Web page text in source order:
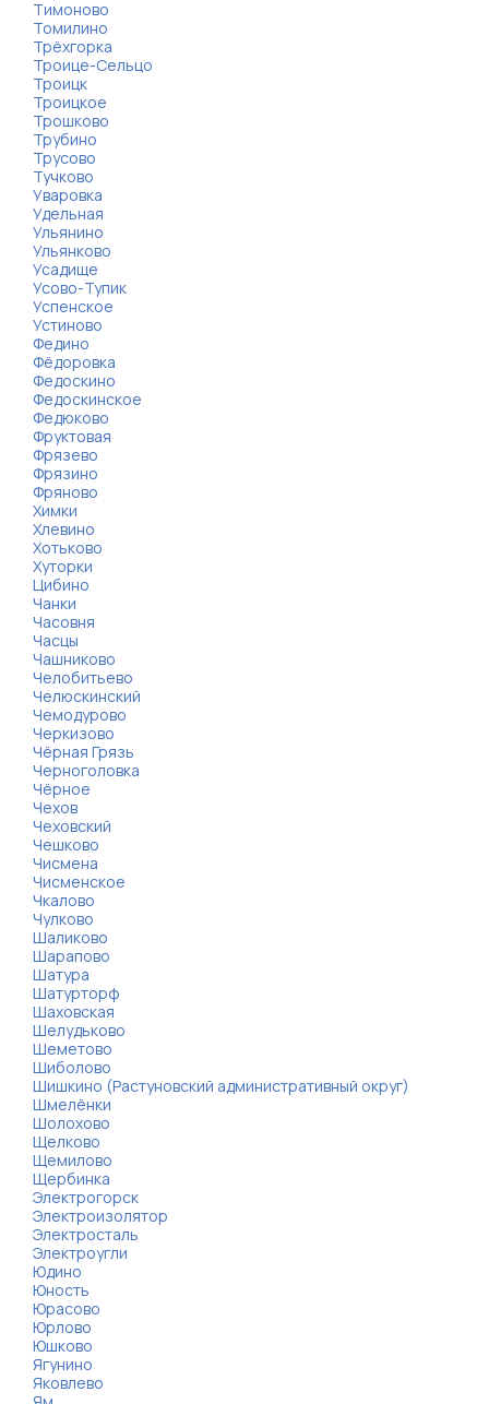
Тимоново
Томилино
Трёхгорка
Троице-Сельцо
Троицк
Троицкое
Трошково
Трубино
Трусово
Тучково
Уваровка
Удельная
Ульянино
Ульянково
Усадище
Усово-Тупик
Успенское
Устиново
Федино
Фёдоровка
Федоскино
Федоскинское
Федюково
Фруктовая
Фрязево
Фрязино
Фряново
Химки
Хлевино
Хотьково
Хуторки
Цибино
Чанки
Часовня
Часцы
Чашниково
Челобитьево
Челюскинский
Чемодурово
Черкизово
Чёрная Грязь
Черноголовка
Чёрное
Чехов
Чеховский
Чешково
Чисмена
Чисменское
Чкалово
Чулково
Шаликово
Шарапово
Шатура
Шатурторф
Шаховская
Шелудьково
Шеметово
Шиболово
Шишкино (Растуновский административный округ)
Шмелёнки
Шолохово
Щелково
Щемилово
Щербинка
Электрогорск
Электроизолятор
Электросталь
Электроугли
Юдино
Юность
Юрасово
Юрлово
Юшково
Ягунино
Яковлево